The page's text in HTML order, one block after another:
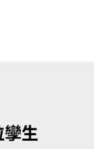
孿生